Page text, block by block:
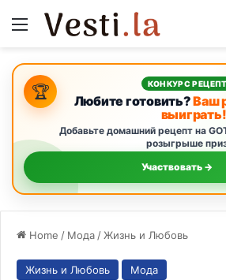
Menu
🏆 КОНКУРС
Любите готовить?Ваш
выиграть!
Добавьте домашний рецепт на
розыгрыше
Участвовать →
Home / Мода / Жизнь и Любовь
Жизнь и Любовь Мода